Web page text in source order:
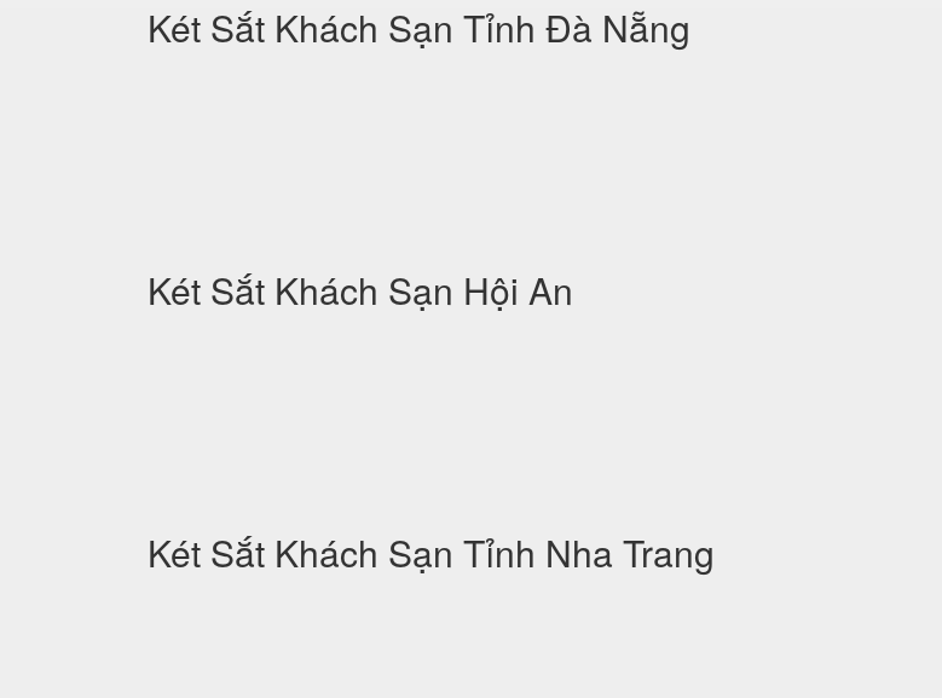
Két Sắt Khách Sạn Tỉnh Đà Nẵng
Két Sắt Khách Sạn Hội An
Két Sắt Khách Sạn Tỉnh Nha Trang